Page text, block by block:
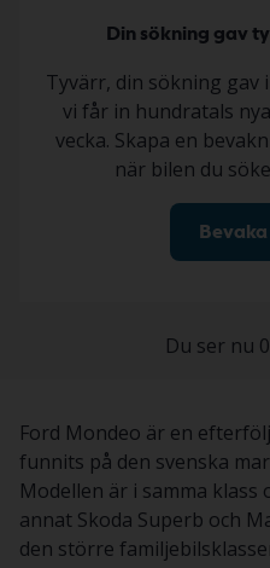
Din sökning gav
Tyvärr, din sökning gav
vi får in hundratals
vecka. Skapa en
när bilen du
Du ser nu
Ford Mondeo är en
funnits på den svenska
Modellen är i samma
annat Skoda Superb och
den större